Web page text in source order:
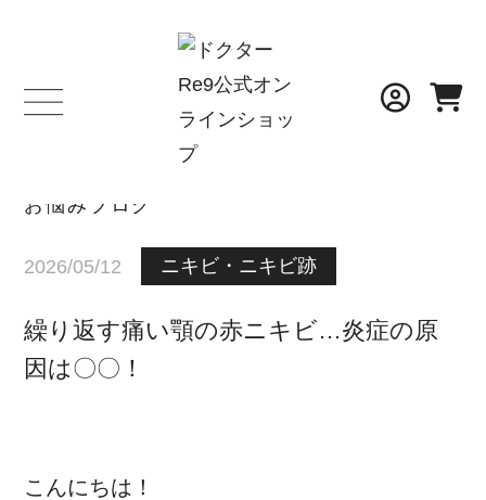
BLOG
お悩みブログ
2026/05/12 ニキビ・ニキビ跡
繰り返す痛い顎の赤ニキビ…炎症の原
因は〇〇！
こんにちは！